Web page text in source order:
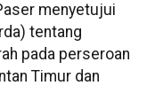
menyetujui
tentang
pada perseroan
Timur dan